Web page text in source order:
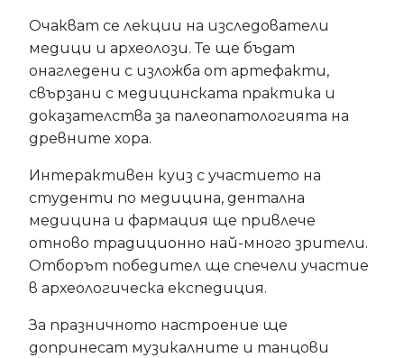
Очакват се лекции на изследователи
медици и археолози. Те ще бъдат
онагледени с изложба от артефакти,
свързани с медицинската практика и
доказателства за палеопатологията на
древните хора.
Интерактивен куиз с участието на
студенти по медицина, дентална
медицина и фармация ще привлече
отново традиционно най-много зрители.
Отборът победител ще спечели участие
в археологическа експедиция.
За празничното настроение ще
допринесат музикалните и танцови